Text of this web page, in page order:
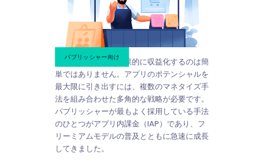
パブリッシャー向け
モバイルアプリを効果的に収益化するのは簡
単ではありません。アプリのポテンシャルを
最大限に引き出すには、複数のマネタイズ手
法を組み合わせた多角的な戦略が必要です。
パブリッシャーが最もよく採用している手法
のひとつがアプリ内課金（IAP）であり、フ
リーミアムモデルの普及とともに急速に成長
してきました。